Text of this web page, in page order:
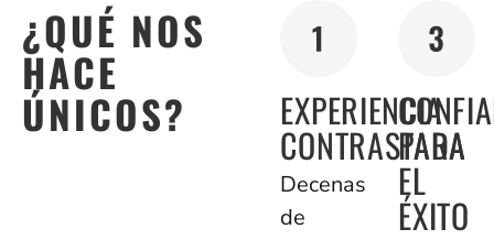
¿QUÉ NOS
HACE
ÚNICOS? EXPERIENCIA
CONTRASTADA
Decenas
de
PARA
EL
ÉXITO